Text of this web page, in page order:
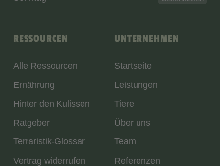
RESSOURCEN
Alle Ressourcen
Ernährung
Hinter den Kulissen
Ratgeber
Terraristik-Glossar
Vertrag widerrufen
UNTERNEHMEN
Startseite
Leistungen
Tiere
Über uns
Team
Referenzen